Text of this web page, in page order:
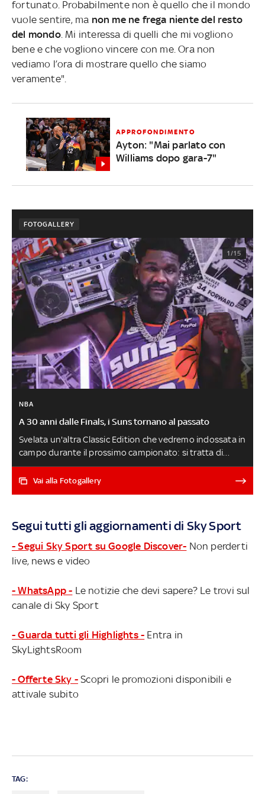
fortunato. Probabilmente non è quello che il mondo
vuole sentire, ma non me ne frega niente del resto
del mondo. Mi interessa di quelli che mi vogliono
bene e che vogliono vincere con me. Ora non
vediamo l’ora di mostrare quello che siamo
veramente".
APPROFONDIMENTO
Ayton: "Mai parlato con
Williams dopo gara-7"
FOTOGALLERY
1/15
NBA
A 30 anni dalle Finals, i Suns tornano al passato
Svelata un'altra Classic Edition che vedremo indossata in
campo durante il prossimo campionato: si tratta di
quella dei Phoenix Suns, che approfittano del 30°
anniversario della finale NBA disputate (e persa) nel
Vai alla Fotogallery
Segui tutti gli aggiornamenti di Sky Sport
- Segui Sky Sport su Google Discover- Non perderti
live, news e video
- WhatsApp - Le notizie che devi sapere? Le trovi sul
canale di Sky Sport
- Guarda tutti gli Highlights - Entra in
SkyLightsRoom
- Offerte Sky - Scopri le promozioni disponibili e
attivale subito
TAG: